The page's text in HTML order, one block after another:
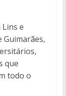
e
Guimarães,
que
todo o